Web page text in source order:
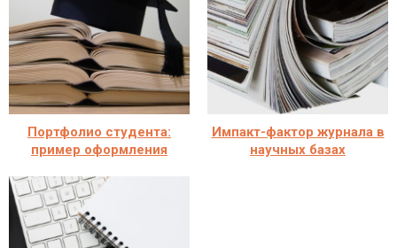
Портфолио студента:
пример оформления
Импакт-фактор журнала в
научных базах